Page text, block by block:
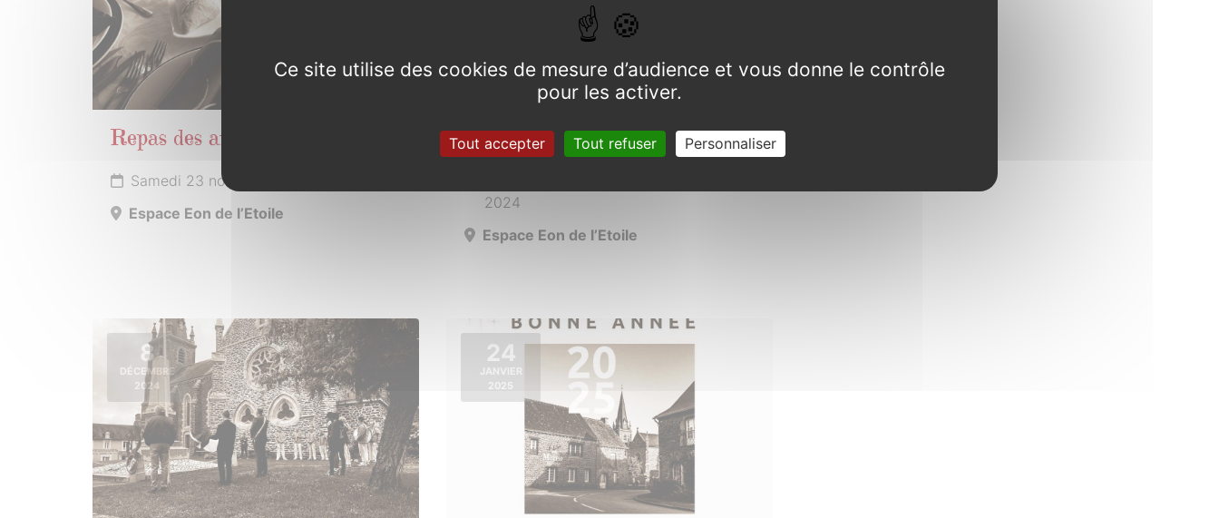
Repas des anciens
Samedi 23 novembre 2024
Espace Eon de l’Etoile
Marché de Noël
2024
Espace Eon de l’Etoile
8
DÉCEMBRE
2024
24
JANVIER
2025
Ce site utilise des cookies de mesure d’audience et vous donne le contrôle
pour les activer.
Tout accepter Tout refuser Personnaliser